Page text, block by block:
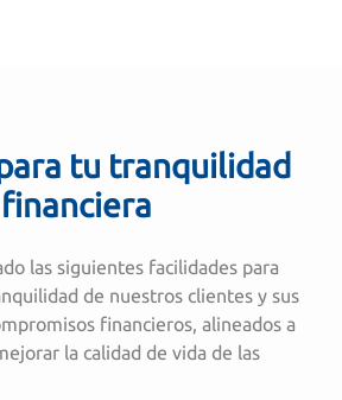
tu tranquilidad
financiera
las siguientes facilidades para
de nuestros clientes y sus
financieros, alineados a
la calidad de vida de las